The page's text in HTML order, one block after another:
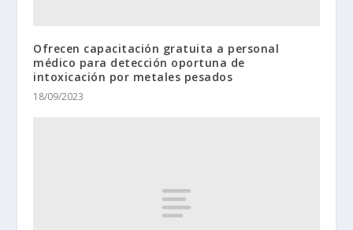
Ofrecen capacitación gratuita a personal
médico para detección oportuna de
intoxicación por metales pesados
18/09/2023